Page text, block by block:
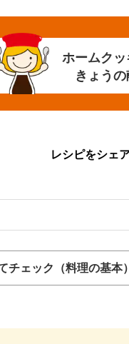
ホームク
きょうの
レシピをシェ
チェック （料理の基本）